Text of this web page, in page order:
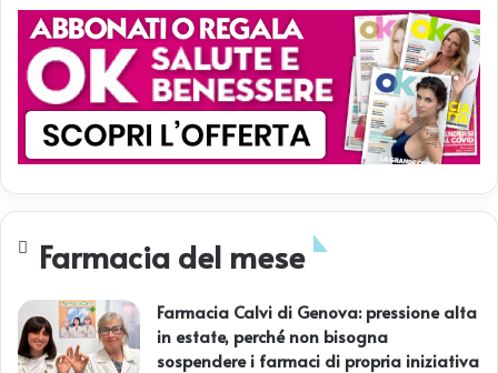
Farmacia del mese
Farmacia Calvi di Genova: pressione alta
in estate, perché non bisogna
sospendere i farmaci di propria iniziativa